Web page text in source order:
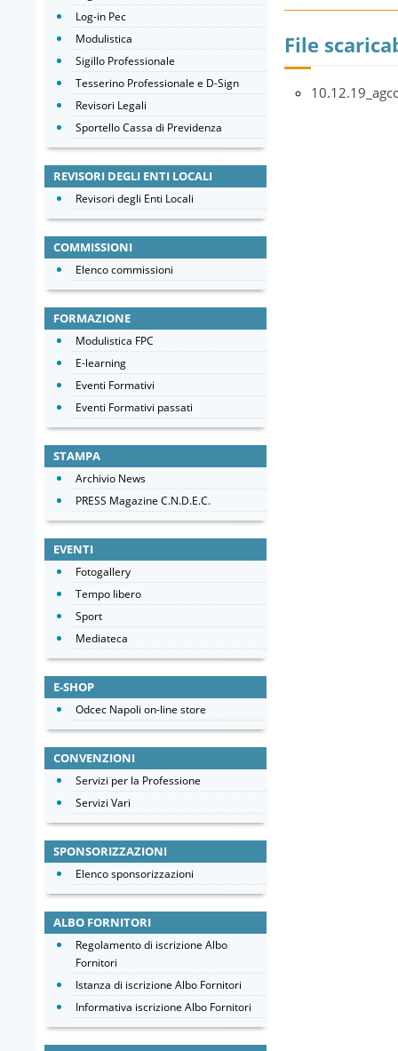
File
Log-in Pec
Modulistica
Sigillo Professionale
Tesserino Professionale e D-Sign
Revisori Legali
Sportello Cassa di Previdenza
REVISORI DEGLI ENTI LOCALI
Revisori degli Enti Locali
COMMISSIONI
Elenco commissioni
FORMAZIONE
Modulistica FPC
E-learning
Eventi Formativi
Eventi Formativi passati
STAMPA
Archivio News
PRESS Magazine C.N.D.E.C.
EVENTI
Fotogallery
Tempo libero
Sport
Mediateca
E-SHOP
Odcec Napoli on-line store
CONVENZIONI
Servizi per la Professione
Servizi Vari
SPONSORIZZAZIONI
Elenco sponsorizzazioni
ALBO FORNITORI
Regolamento di iscrizione Albo
Fornitori
Istanza di iscrizione Albo Fornitori
Informativa iscrizione Albo Fornitori